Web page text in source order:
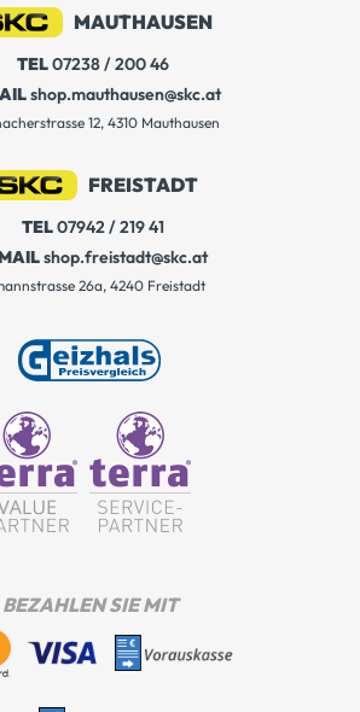
MAUTHAUSEN
TEL07238 / 200 46
shop.mauthausen@skc.at
12, 4310 Mauthausen
FREISTADT
TEL07942 / 219 41
shop.freistadt@skc.at
26a, 4240 Freistadt
BEZAHLEN SIE MIT